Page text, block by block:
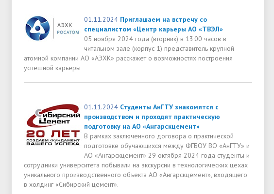
01.11.2024 Приглашаем на встречу со
специалистом «Центр карьеры АО «ТВЭЛ»
05 ноября 2024 года (вторник) в 13:00 часов в
читальном зале (корпус 1) представитель крупной
атомной компании АО «АЭХК» расскажет о возможностях построения
успешной карьеры
01.11.2024 Студенты АнГТУ знакомятся с
производством и проходят практическую
подготовку на АО «Ангарскцемент»
В рамках заключенного договора о практической
подготовке обучающихся между ФГБОУ ВО «АнГТУ» и
АО «Ангарскцемент» 29 октября 2024 года студенты и
сотрудники университета побывали на экскурсии в технологических цехах
уникального производственного объекта АО «Ангарскцемент», входящего
в холдинг «Сибирский цемент».